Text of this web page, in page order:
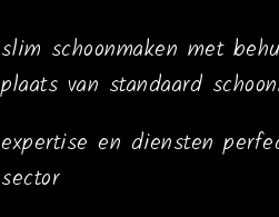
slim schoonmaken met
plaats van standaard
expertise en diensten
sector